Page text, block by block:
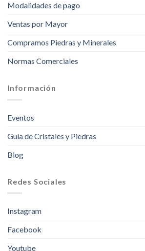
Modalidades de pago
Ventas por Mayor
Compramos Piedras y Minerales
Normas Comerciales
Información
Eventos
Guía de Cristales y Piedras
Blog
Redes Sociales
Instagram
Facebook
Youtube